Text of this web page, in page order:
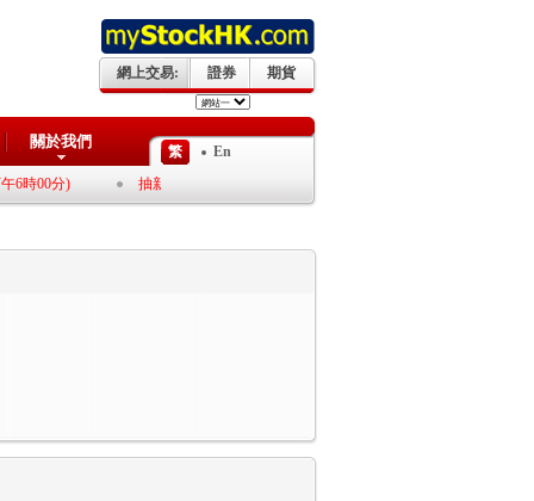
網上交易: 證券 期貨
關於我們
繁
En
抽新股享0利息優惠 “第一上海交易宝+APP 限定”